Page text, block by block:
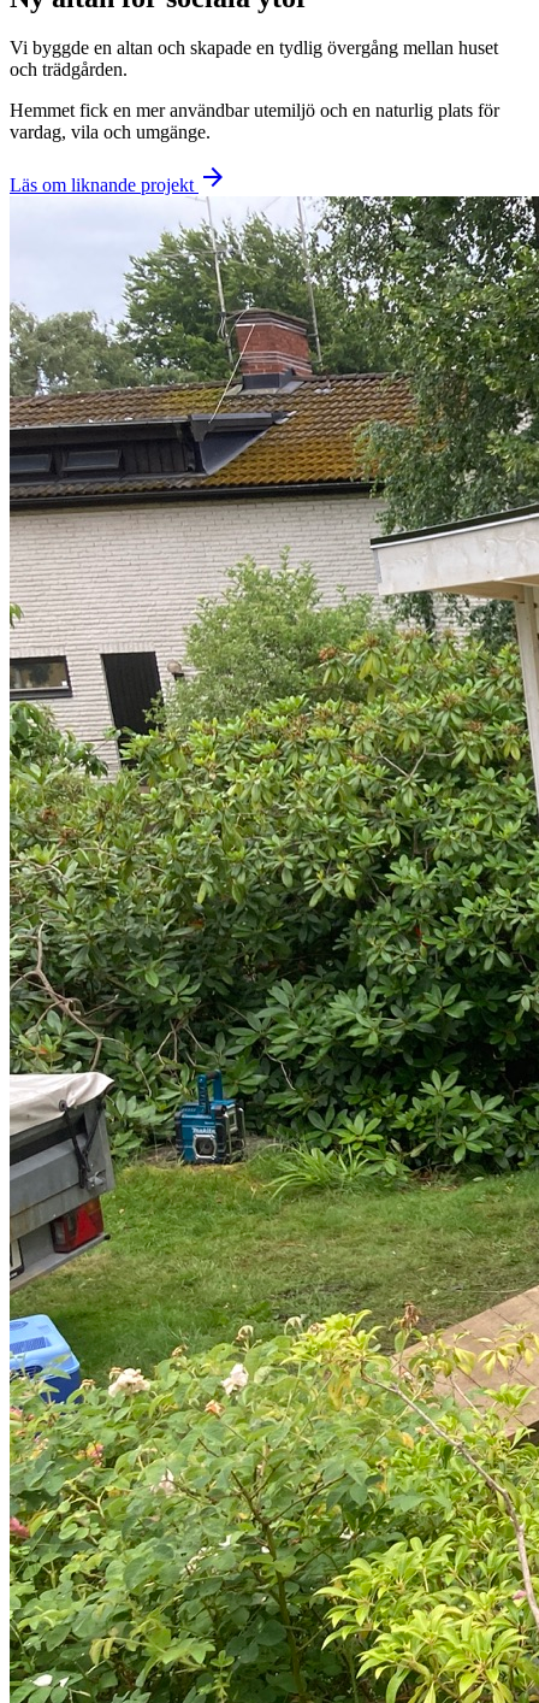
Vi byggde en altan och skapade en tydlig övergång mellan huset
och trädgården.
Hemmet fick en mer användbar utemiljö och en naturlig plats för
vardag, vila och umgänge.
Läs om liknande projekt arrow_forward